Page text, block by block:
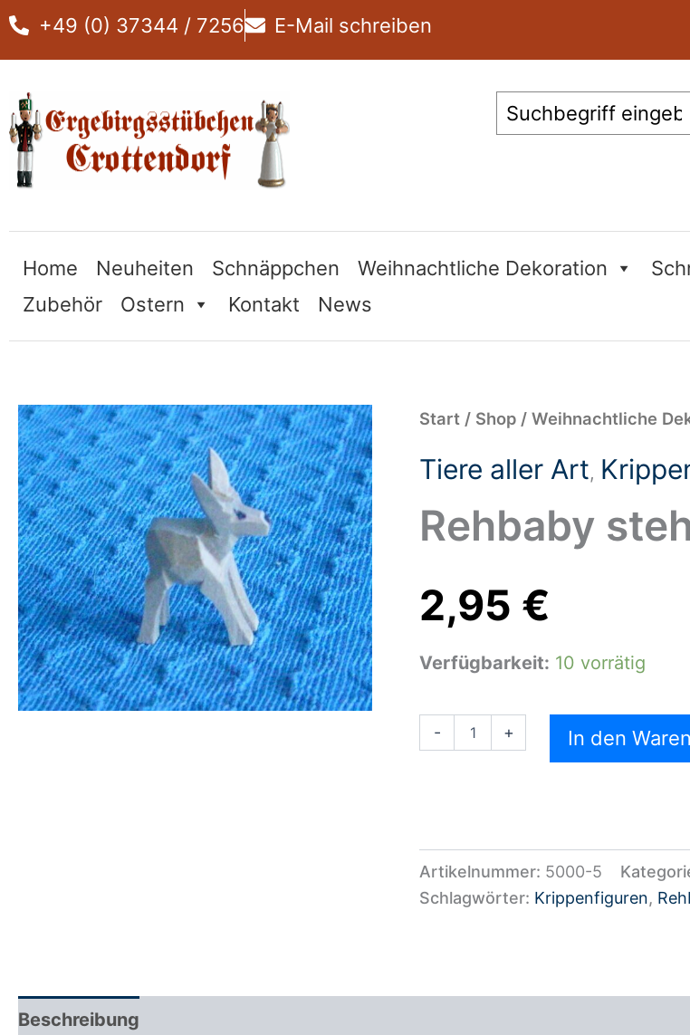
Zum
+49 (0) 37344 / 7256 E-Mail schreiben
Home Neuheiten Schnäppchen Weihnachtliche Dekoration
Zubehör
Ostern Kontakt News
Start / Shop /Weihnachtliche
Tiere aller Art,
Rehbaby
2,95 €
Verfügbarkeit: 10 vorrätig
-
Rehbaby
stehend
cm
Menge
+ In den
Artikelnummer: 5000-5
Schlagwörter: Krippenfiguren,
Beschreibung